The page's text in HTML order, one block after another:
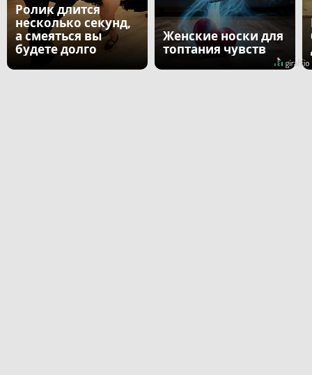
Ролик длится
несколько секунд,
а смеяться вы
будете долго
Женские носки для
топтания чувств